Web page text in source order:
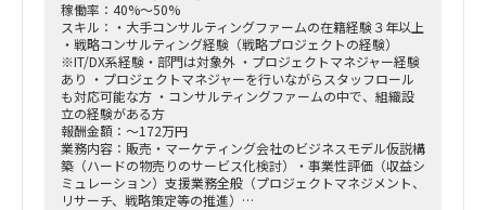
稼働率：40%～50%
スキル：・大手コンサルティングファームの在籍経験３年以上
・戦略コンサルティング経験（戦略プロジェクトの経験）
※IT/DX系経験・部門は対象外 ・プロジェクトマネジャー経験
あり ・プロジェクトマネジャーを行いながらスタッフロール
も対応可能な方 ・コンサルティングファームの中で、組織設
立の経験がある方
報酬金額：～172万円
業務内容：販売・マーケティング会社のビジネスモデル仮説構
築（ハードの物売りのサービス化検討）・事業性評価（収益シ
ミュレーション）支援業務全般（プロジェクトマネジメント、
リサーチ、戦略策定等の推進）